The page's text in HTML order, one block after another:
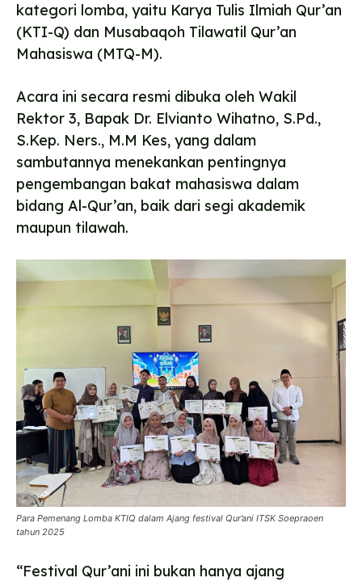
kategori lomba, yaitu Karya Tulis Ilmiah Qur’an
(KTI-Q) dan Musabaqoh Tilawatil Qur’an
Mahasiswa (MTQ-M).
Acara ini secara resmi dibuka oleh Wakil
Rektor 3, Bapak Dr. Elvianto Wihatno, S.Pd.,
S.Kep. Ners., M.M Kes, yang dalam
sambutannya menekankan pentingnya
pengembangan bakat mahasiswa dalam
bidang Al-Qur’an, baik dari segi akademik
maupun tilawah.
Para Pemenang Lomba KTIQ dalam Ajang festival Qur’ani ITSK Soepraoen
tahun 2025
“Festival Qur’ani ini bukan hanya ajang